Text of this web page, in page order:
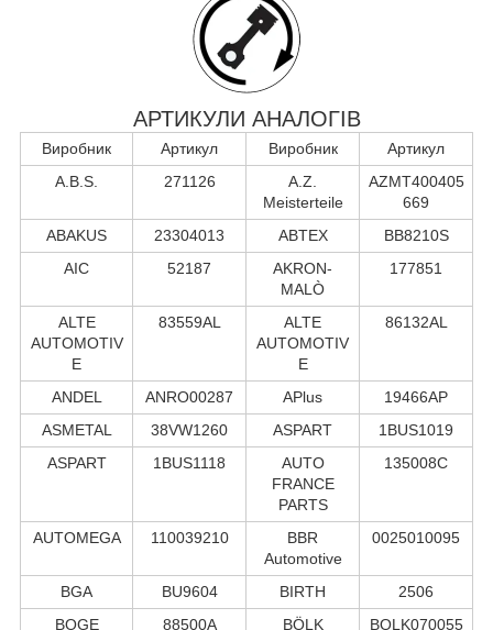
АРТИКУЛИ АНАЛОГІВ
Виробник Артикул Виробник
Артикул
A.B.S.
271126
A.Z.
Meisterteile
AZMT400405
669
ABAKUS
23304013 ABTEX
BB8210S
AIC
52187
AKRON-
MALÒ
177851
ALTE
AUTOMOTIV
E
83559AL
ALTE
AUTOMOTIV
E
86132AL
ANDEL ANRO00287 APlus
19466AP
ASMETAL
38VW1260 ASPART
1BUS1019
ASPART
1BUS1118
AUTO
FRANCE
PARTS
135008C
AUTOMEGA 110039210
BBR
Automotive
0025010095
BGA BU9604 BIRTH
2506
BOGE
88500A BÖLK BOLK070055